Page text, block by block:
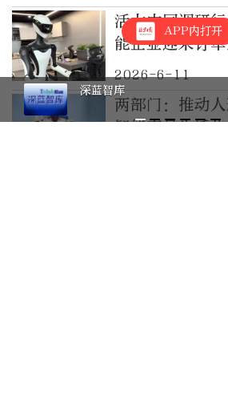
活力中国调研
能企业迎来订
双突破
2026-6-11
两部门：推动
智能产品生活
APP内打开
深蓝智库